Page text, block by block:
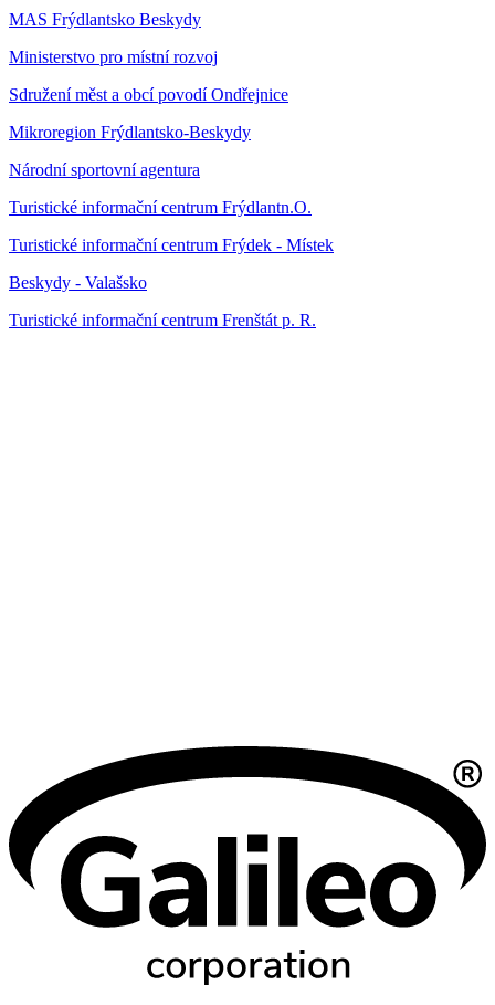
MAS Frýdlantsko Beskydy
Ministerstvo pro místní rozvoj
Sdružení měst a obcí povodí Ondřejnice
Mikroregion Frýdlantsko-Beskydy
Národní sportovní agentura
Turistické informační centrum Frýdlantn.O.
Turistické informační centrum Frýdek - Místek
Beskydy - Valašsko
Turistické informační centrum Frenštát p. R.